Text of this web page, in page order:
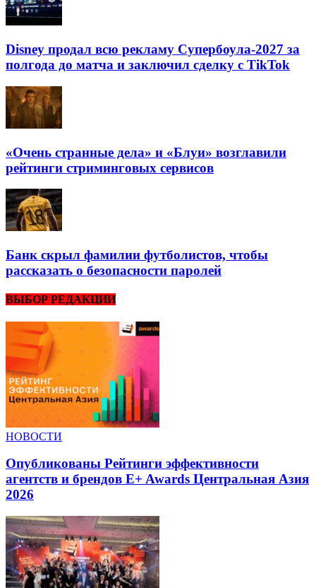
Disney продал всю рекламу Супербоула-2027 за
полгода до матча и заключил сделку с TikTok
«Очень странные дела» и «Блуи» возглавили
рейтинги стриминговых сервисов
Банк скрыл фамилии футболистов, чтобы
рассказать о безопасности паролей
ВЫБОР РЕДАКЦИИ
НОВОСТИ
Опубликованы Рейтинги эффективности
агентств и брендов E+ Awards Центральная Азия
2026